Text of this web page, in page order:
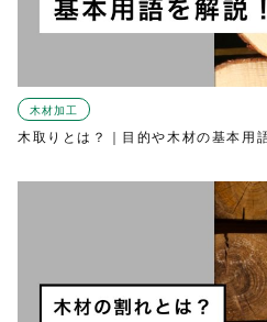
木材加工
木取りとは？｜目的や木材の基本用